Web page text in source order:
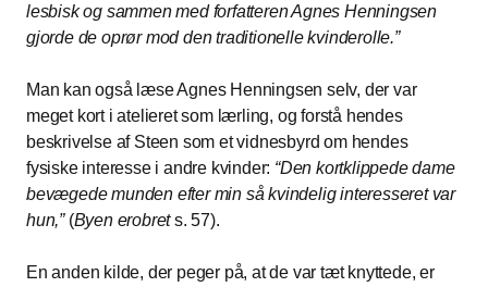
lesbisk og sammen med forfatteren Agnes Henningsen
gjorde de oprør mod den traditionelle kvinderolle.
Man kan også læse Agnes Henningsen selv, der var
meget kort i atelieret som lærling, og forstå hendes
beskrivelse af Steen som et vidnesbyrd om hendes
fysiske interesse i andre kvinder: Den kortklippede dame
bevægede munden efter min så kvindelig interesseret var
hun, (Byen erobrets. 57).
En anden kilde, der peger på, at de var tæt knyttede, er